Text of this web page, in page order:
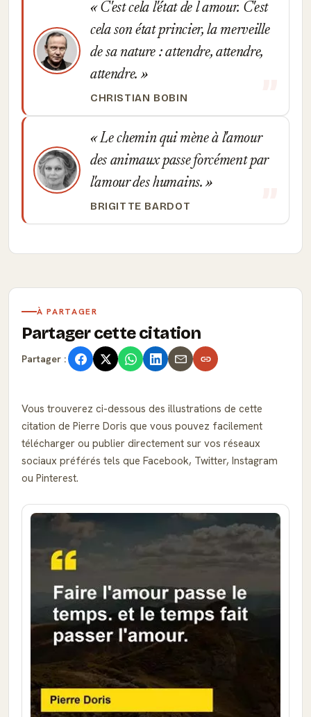
C'est cela l'état de l amour. C'est
cela son état princier, la merveille
de sa nature : attendre, attendre,
attendre.
CHRISTIAN BOBIN
Le chemin qui mène à l'amour
des animaux passe forcément par
l'amour des humains.
BRIGITTE BARDOT
À PARTAGER
Partager cette citation
Partager :
Vous trouverez ci-dessous des illustrations de cette
citation de Pierre Doris que vous pouvez facilement
télécharger ou publier directement sur vos réseaux
sociaux préférés tels que Facebook, Twitter, Instagram
ou Pinterest.